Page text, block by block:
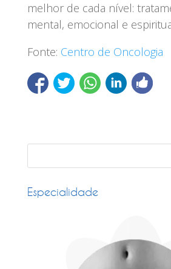
melhor de cada nível:
mental, emocional e
Fonte: Centro de Oncologia
Especialidade